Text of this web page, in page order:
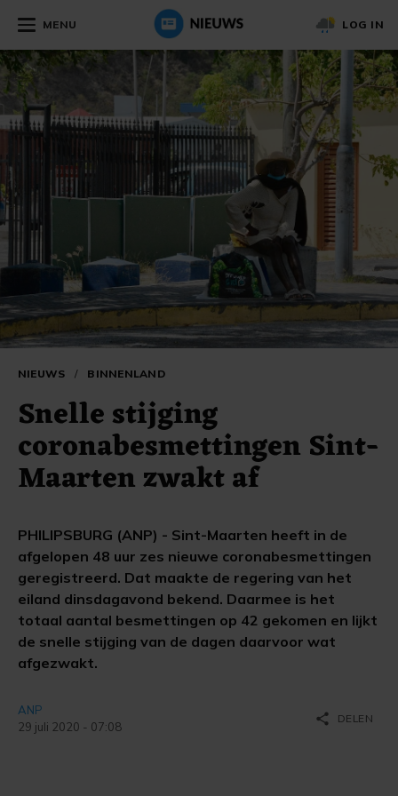
MENU LOG IN
NIEUWS / BINNENLAND
Snelle stijging
coronabesmettingen Sint-
Maarten zwakt af
PHILIPSBURG (ANP) - Sint-Maarten heeft in de
afgelopen 48 uur zes nieuwe coronabesmettingen
geregistreerd. Dat maakte de regering van het
eiland dinsdagavond bekend. Daarmee is het
totaal aantal besmettingen op 42 gekomen en lijkt
de snelle stijging van de dagen daarvoor wat
afgezwakt.
ANP
29 juli 2020 - 07:08
share DELEN